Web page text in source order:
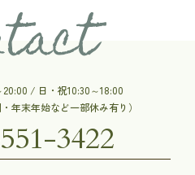
20:00 / 日・祝10:30～18:00
年末年始など一部休み有り）
3422